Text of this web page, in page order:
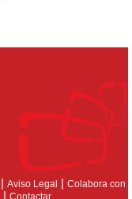
| Aviso Legal | Colabora con
|